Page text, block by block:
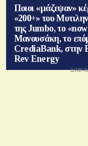
Ποιοι «μάζεψαν»
«200+» του
της Jumbo, το
Μανουσάκη, το
CrediaBank, στην
Rev Energy